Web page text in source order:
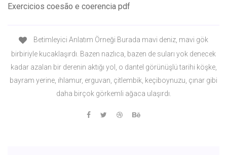
Exercicios coesão e coerencia pdf
Betimleyici Anlatım Örneği Burada mavi deniz, mavi gök
birbiriyle kucaklaşırdı. Bazen nazlıca, bazen de suları yok denecek
kadar azalan bir derenin aktığı yol, o dantel görünüşlü tarihi köşke,
bayram yerine, ıhlamur, erguvan, çitlembik, keçiboynuzu, çınar gibi
daha birçok görkemli ağaca ulaşırdı.